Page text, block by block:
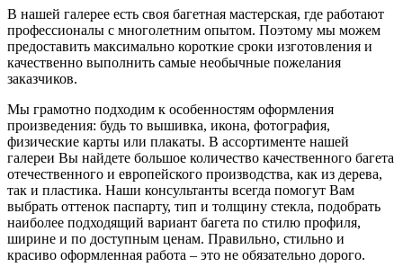
В нашей галерее есть своя багетная мастерская, где работают
профессионалы с многолетним опытом. Поэтому мы можем
предоставить максимально короткие сроки изготовления и
качественно выполнить самые необычные пожелания
заказчиков.
Мы грамотно подходим к особенностям оформления
произведения: будь то вышивка, икона, фотография,
физические карты или плакаты. В ассортименте нашей
галереи Вы найдете большое количество качественного багета
отечественного и европейского производства, как из дерева,
так и пластика. Наши консультанты всегда помогут Вам
выбрать оттенок паспарту, тип и толщину стекла, подобрать
наиболее подходящий вариант багета по стилю профиля,
ширине и по доступным ценам. Правильно, стильно и
красиво оформленная работа – это не обязательно дорого.